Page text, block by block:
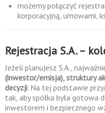
możemy połączyć
korporacyjną, umowami,
Rejestracja S.A. –
Jeżeli planujesz S.A.,
(inwestor/emisja), struktury
decyzji. Na tej podstawie
tak, aby spółka była gotowa
inwestorem i bezpiecznego